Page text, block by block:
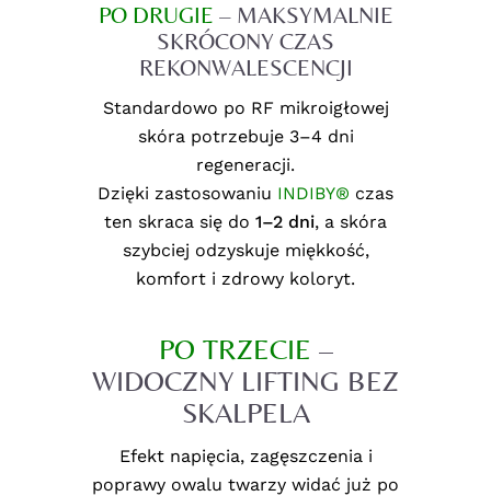
PO DRUGIE – MAKSYMALNIE
SKRÓCONY CZAS
REKONWALESCENCJI
Standardowo po RF mikroigłowej
skóra potrzebuje 3–4 dni
regeneracji.
Dzięki zastosowaniu INDIBY® czas
ten skraca się do 1–2 dni, a skóra
szybciej odzyskuje miękkość,
komfort i zdrowy koloryt.
PO TRZECIE –
WIDOCZNY LIFTING BEZ
SKALPELA
Efekt napięcia, zagęszczenia i
poprawy owalu twarzy widać już po